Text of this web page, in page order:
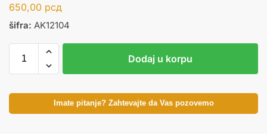
650,00 рсд
šifra: AK12104
Dodaj u korpu
Imate pitanje? Zahtevajte da Vas pozovemo